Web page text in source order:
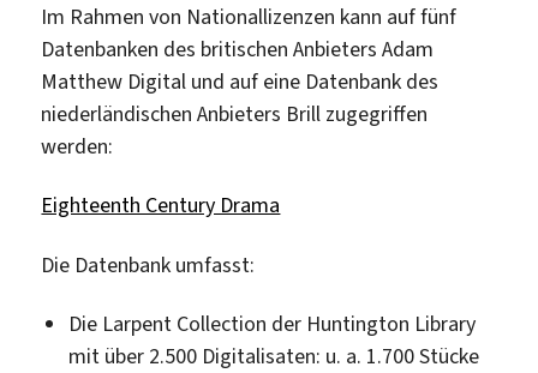
Im Rahmen von Nationallizenzen kann auf fünf
Datenbanken des britischen Anbieters Adam
Matthew Digital und auf eine Datenbank des
niederländischen Anbieters Brill zugegriffen
werden:
Eighteenth Century Drama
Die Datenbank umfasst:
Die Larpent Collection der Huntington Library
mit über 2.500 Digitalisaten: u. a. 1.700 Stücke